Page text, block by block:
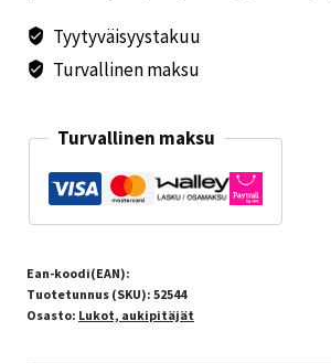
Tyytyväisyystakuu
Turvallinen maksu
Turvallinen maksu
Ean-koodi(EAN):
Tuotetunnus (SKU): 52544
Osasto: Lukot, aukipitäjät